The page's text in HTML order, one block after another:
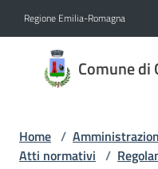
Regione Emilia-Romagna
Comune di
Comune
di
Home /
Atti normativi /